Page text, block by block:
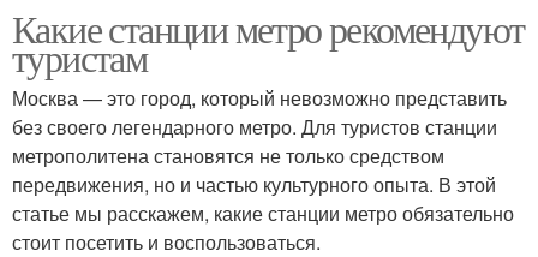
Какие станции метро рекомендуют
туристам
Москва — это город, который невозможно представить
без своего легендарного метро. Для туристов станции
метрополитена становятся не только средством
передвижения, но и частью культурного опыта. В этой
статье мы расскажем, какие станции метро обязательно
стоит посетить и воспользоваться.